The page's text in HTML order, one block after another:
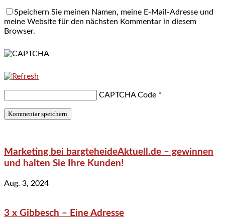
Speichern Sie meinen Namen, meine E-Mail-Adresse und
meine Website für den nächsten Kommentar in diesem
Browser.
CAPTCHA Code *
Marketing bei bargteheideAktuell.de – gewinnen
und halten Sie Ihre Kunden!
Aug. 3, 2024
3 x Gibbesch – Eine Adresse